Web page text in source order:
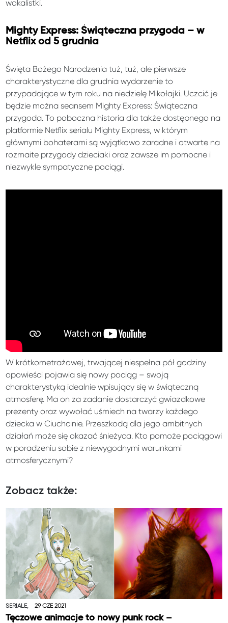
wokalistki.
Mighty Express: Świąteczna przygoda – w
Netflix od 5 grudnia
Święta Bożego Narodzenia tuż, tuż, ale pierwsze
charakterystyczne dla grudnia wydarzenie to
przypadające w tym roku na niedzielę Mikołajki. Uczcić je
będzie można seansem Mighty Express: Świąteczna
przygoda. To poboczna historia dla także dostępnego na
platformie Netflix serialu Mighty Express, w którym
głównymi bohaterami są wyjątkowo zaradne i otwarte na
rozmaite przygody dzieciaki oraz zawsze im pomocne i
niezwykle sympatyczne pociągi.
W krótkometrażowej, trwającej niespełna pół godziny
opowieści pojawia się nowy pociąg – swoją
charakterystyką idealnie wpisujący się w świąteczną
atmosferę. Ma on za zadanie dostarczyć gwiazdkowe
prezenty oraz wywołać uśmiech na twarzy każdego
dziecka w Ciuchcinie. Przeszkodą dla jego ambitnych
działań może się okazać śnieżyca. Kto pomoże pociągowi
w poradzeniu sobie z niewygodnymi warunkami
atmosferycznymi?
Zobacz także:
SERIALE, 29 CZE 2021
Tęczowe animacje to nowy punk rock –